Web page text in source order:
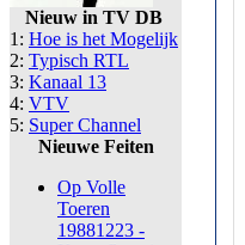
Nieuw in TV DB
1: Hoe is het Mogelijk
2: Typisch RTL
3: Kanaal 13
4: VTV
5: Super Channel
Nieuwe Feiten
Op Volle
Toeren
19881223 -